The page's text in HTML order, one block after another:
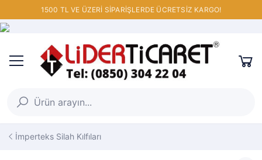
1500 TL VE ÜZERİ SİPARİŞLERDE ÜCRETSİZ KARGO!
İmperteks Silah Kılfıları